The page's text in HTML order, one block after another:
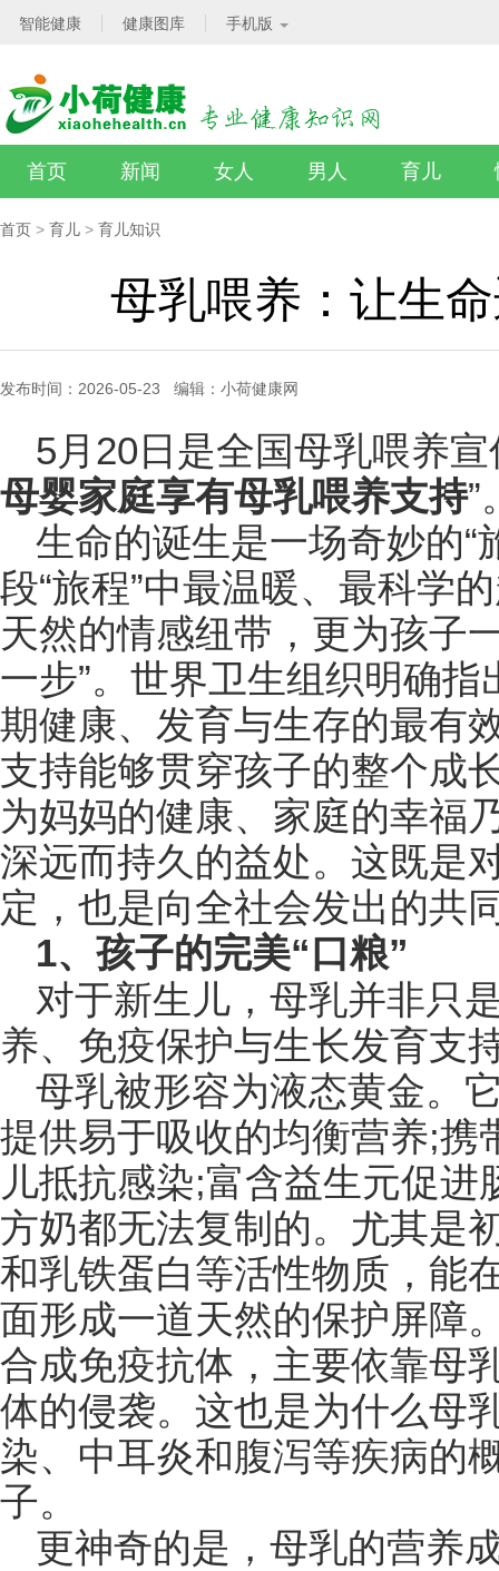
智能健康 健康图库 手机版
首页 新闻 女人 男人 育儿
首页 > 育儿 > 育儿知识
母乳喂养：让生
发布时间：2026-05-23 编辑：小荷健康网
5月20日是全国母乳喂养
母婴家庭享有母乳喂养支持”
生命的诞生是一场奇妙的“
段“旅程”中最温暖、最科学
天然的情感纽带，更为孩子
一步”。世界卫生组织明确
期健康、发育与生存的最有
支持能够贯穿孩子的整个成
为妈妈的健康、家庭的幸福
深远而持久的益处。这既是
定，也是向全社会发出的共
1、孩子的完美“口粮”
对于新生儿，母乳并非只
养、免疫保护与生长发育支
母乳被形容为液态黄金。
提供易于吸收的均衡营养;携
儿抵抗感染;富含益生元促
方奶都无法复制的。尤其是
和乳铁蛋白等活性物质，能
面形成一道天然的保护屏障
合成免疫抗体，主要依靠母
体的侵袭。这也是为什么母
染、中耳炎和腹泻等疾病的
子。
更神奇的是，母乳的营养